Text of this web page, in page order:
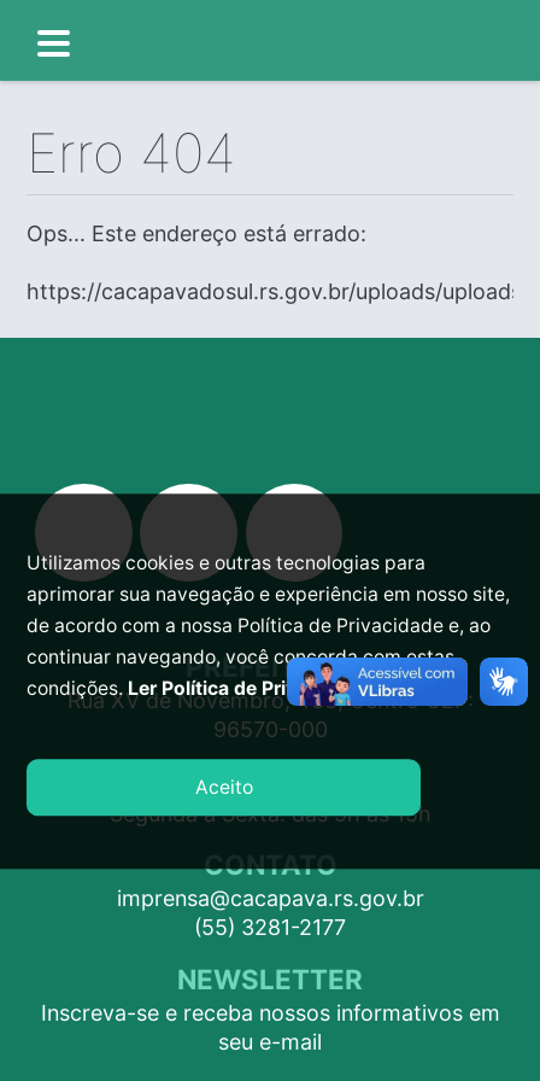
Erro 404
Ops... Este endereço está errado:
https://cacapavadosul.rs.gov.br/uploads/uploads/
PREFEITURA
Rua XV de Novembro, 438, Centro CEP:
96570-000
ATENDIMENTO
Segunda a Sexta: das 9h às 15h
CONTATO
imprensa@cacapava.rs.gov.br
(55) 3281-2177
NEWSLETTER
Inscreva-se e receba nossos informativos em
seu e-mail
Utilizamos cookies e outras tecnologias para
aprimorar sua navegação e experiência em nosso site,
de acordo com a nossa Política de Privacidade e, ao
continuar navegando, você concorda com estas
condições.Ler Política de Privacidade.
Aceito